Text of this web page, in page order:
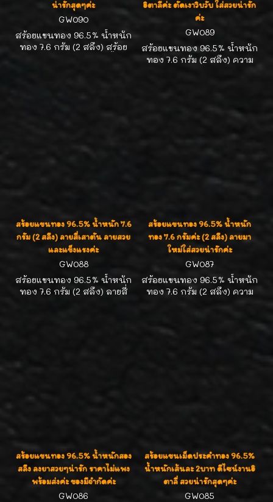
น่ารักสุดๆค่ะ
GW090
สร้อยแขนทอง 96.5% น้ำหนัก
ทอง 7.6 กรัม (2 สลึง) สร้อย
อิตาลีค่ะ ตัดเงาวิบวับ ใส่สวยน่ารัก
ค่ะ
GW089
สร้อยแขนทอง 96.5% น้ำหนัก
ทอง 7.6 กรัม (2 สลึง) ความ
สร้อยแขนทอง 96.5% น้ำหนัก 7.6
กรัม (2 สลึง) ลายสี่เสาตัน ลายสวย
และแข็งแรงค่ะ
GW088
สร้อยแขนทอง 96.5% น้ำหนัก
ทอง 7.6 กรัม (2 สลึง) ลายสี่
สร้อยแขนทอง 96.5% น้ำหนัก
ทอง 7.6 กรัมค่ะ (2 สลึง) ลายมา
ใหม่ใส่สวยน่ารักค่ะ
GW087
สร้อยแขนทอง 96.5% น้ำหนัก
ทอง 7.6 กรัม (2 สลึง) ความ
สร้อยแขนทอง 96.5% น้ำหนักสอง
สลึง ลงยาสวยๆน่ารัก ราคาไม่แพง
พร้อมส่งค่ะ ของมีจำกัดค่ะ
GW086
สร้อยแขนเม็ดประคำทอง 96.5%
น้ำหนักเส้นละ 2บาท ดีไซน์งานอิ
ตาลี่ สวยน่ารักสุดๆค่ะ
GW085